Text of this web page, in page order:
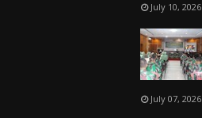
July 10, 2026
July 07, 2026